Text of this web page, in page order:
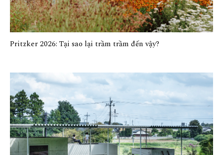
Pritzker 2026: Tại sao lại trầm trầm đến vậy?